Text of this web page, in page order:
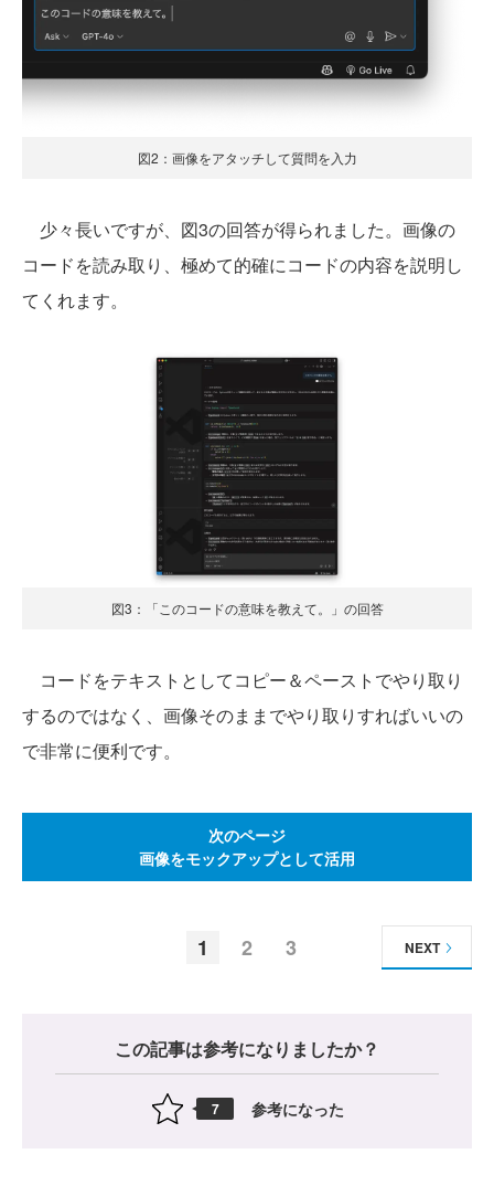
図2：画像をアタッチして質問を入力
少々長いですが、図3の回答が得られました。画像の
コードを読み取り、極めて的確にコードの内容を説明し
てくれます。
図3：「このコードの意味を教えて。」の回答
コードをテキストとしてコピー＆ペーストでやり取り
するのではなく、画像そのままでやり取りすればいいの
で非常に便利です。
次のページ
画像をモックアップとして活用
1 2 3 NEXT
この記事は参考になりましたか？
7 参考になった